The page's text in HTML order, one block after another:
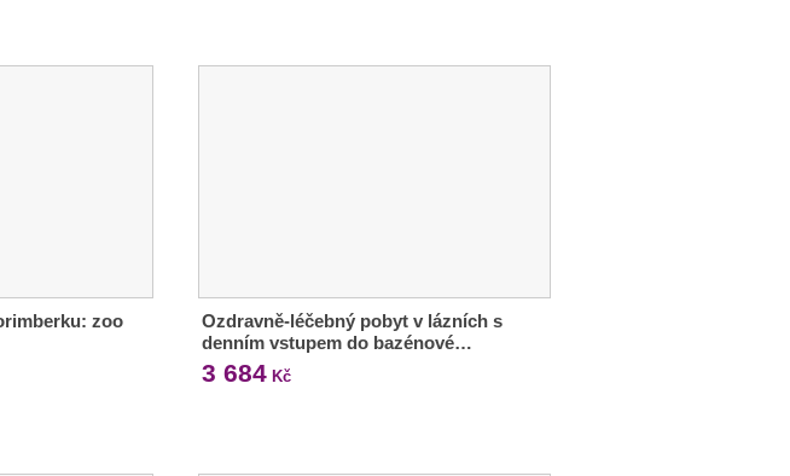
zoo
Ozdravně-léčebný pobyt v lázních s
denním vstupem do bazénové…
3 684 Kč